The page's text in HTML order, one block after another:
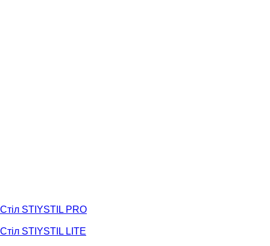
Стіл STIYSTIL PRO
Стіл STIYSTIL LITE